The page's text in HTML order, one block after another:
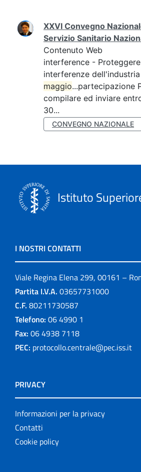
Ricerca
XXVI Convegno
Servizio Sanitario
Contenuto Web
interference -
interferenze
maggio...partecipazione
compilare ed inviare
30...
CONVEGNO NAZIONALE
Istituto
I NOSTRI CONTATTI
Viale Regina Elena 299, 00161 –
Partita I.V.A. 03657731000
C.F. 80211730587
Telefono: 06 4990 1
Fax: 06 4938 7118
PEC: protocollo.centrale@pec.iss.it
PRIVACY
Informazioni per la privacy
Contatti
Cookie policy